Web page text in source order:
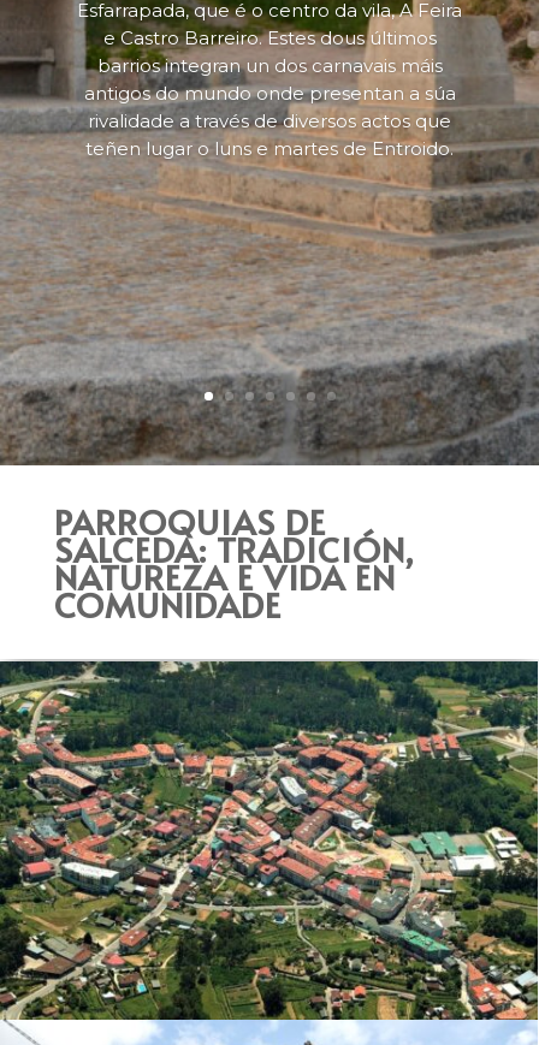
Esfarrapada, que é o centro da vila, A Feira
e Castro Barreiro. Estes dous últimos
barrios integran un dos carnavais máis
antigos do mundo onde presentan a súa
rivalidade a través de diversos actos que
teñen lugar o luns e martes de Entroido.
PARROQUIAS DE
SALCEDA: TRADICIÓN,
NATUREZA E VIDA EN
COMUNIDADE